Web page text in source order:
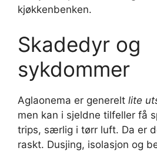
kjøkkenbenken.
Skadedyr og
sykdommer
Aglaonema er generelt lite
men kan i sjeldne tilfeller få
trips, særlig i tørr luft. Da er
raskt. Dusjing, isolasjon og